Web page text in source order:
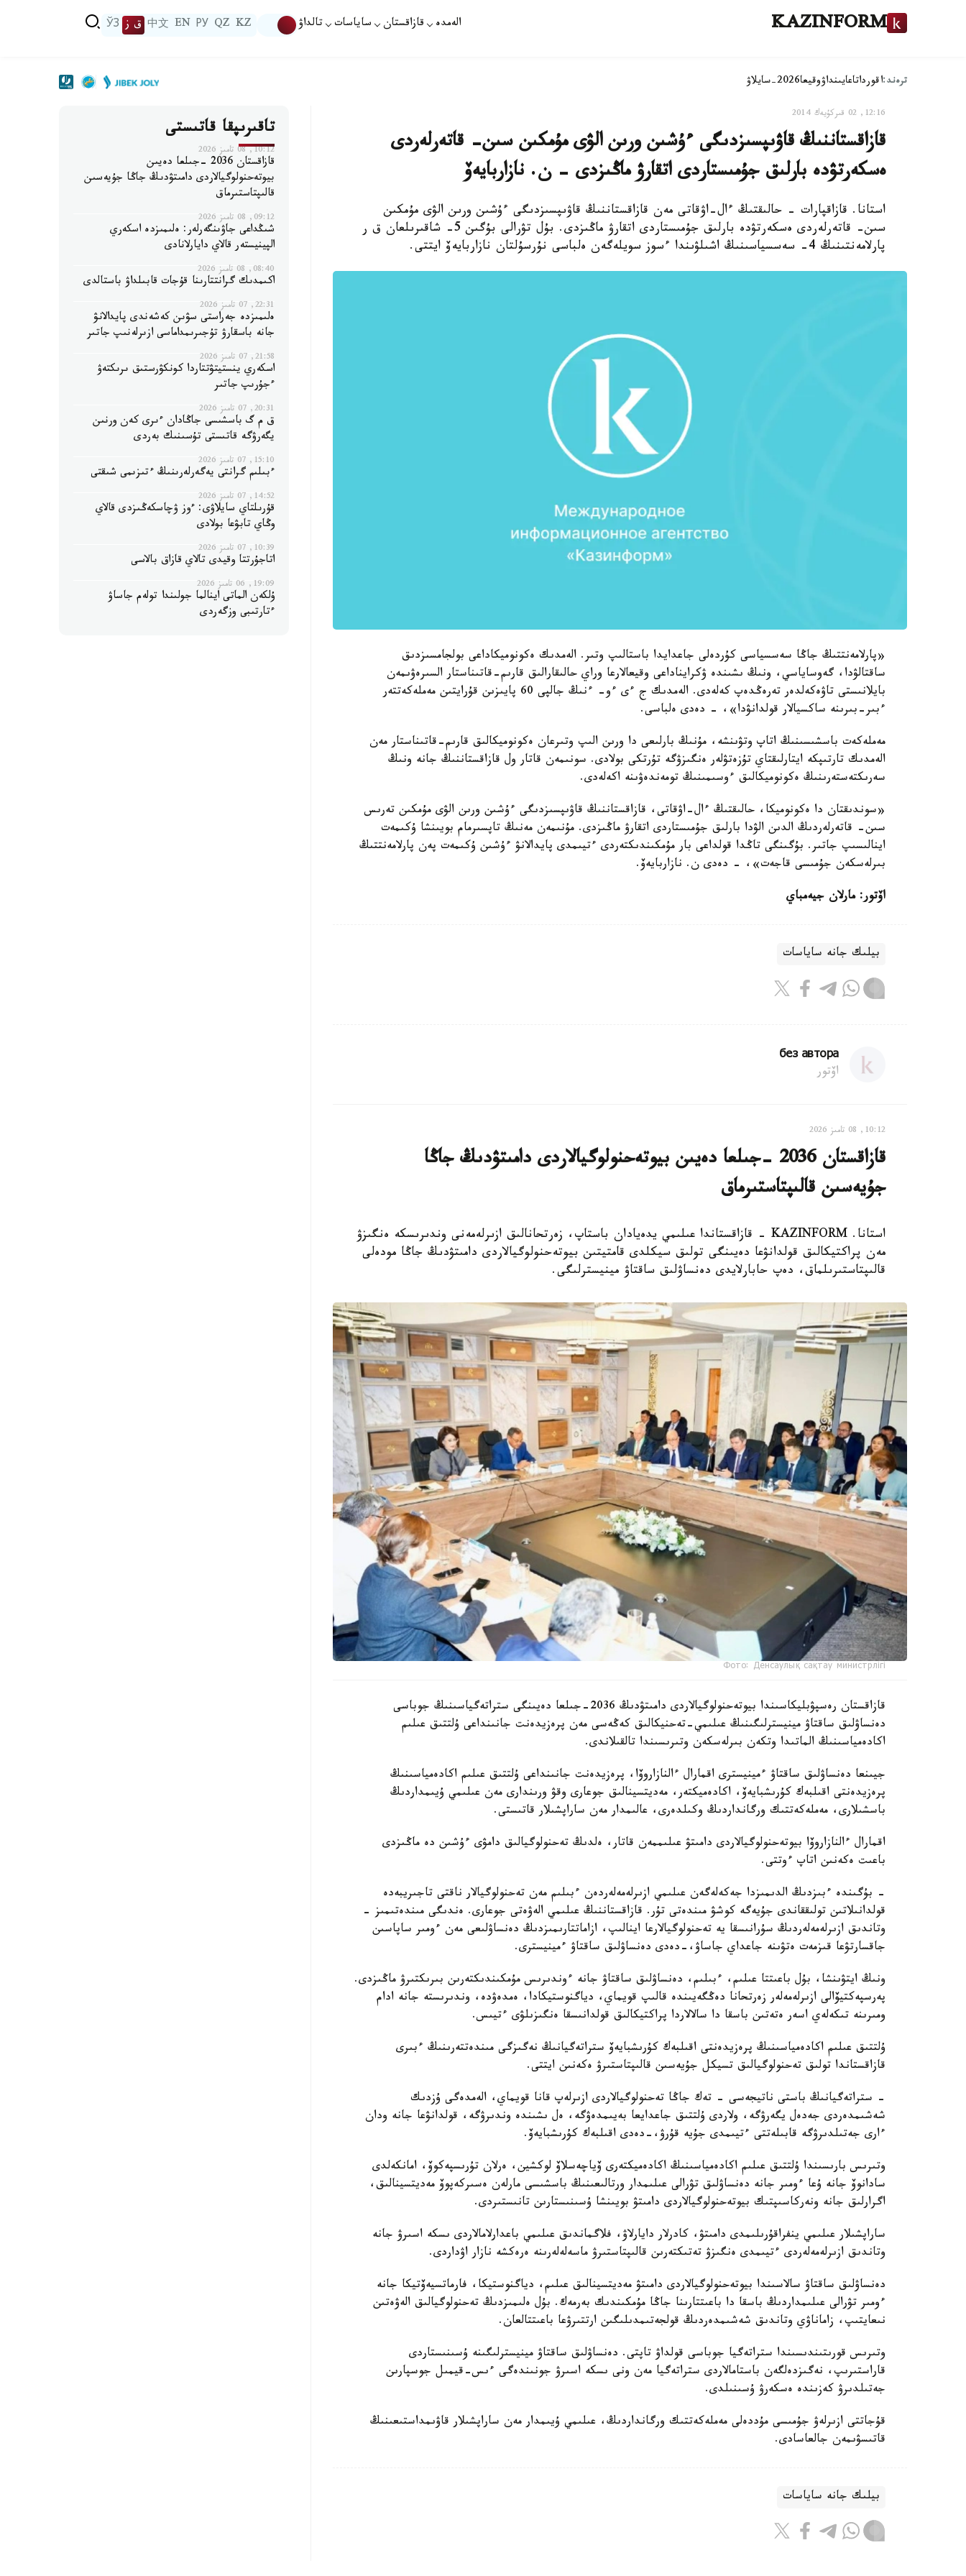
KAZINFORM الەمدە قازاقستان ساياسات تالداۋ KZ
QZ
РУ
EN
中文 ق ز ЎЗ
ترەند:اقورداتاعايىنداۋوقيعا2026-سايلاۋ
12:16, 02 قىركۇيەك 2014
قازاقستاننىڭ قاۋىپسىزدىگى ءۇشىن ورىن الۋى مۇمكىن سىن- قاتەرلەردى
ەسكەرتۋدە بارلىق جۇمىستاردى اتقارۋ ماڭىزدى - ن. نازاربايەۆ
استانا. قازاقپارات - حالىقتىڭ ءال-اۋقاتى مەن قازاقستاننىڭ قاۋىپسىزدىگى ءۇشىن ورىن الۋى مۇمكىن
سىن- قاتەرلەردى ەسكەرتۋدە بارلىق جۇمىستاردى اتقارۋ ماڭىزدى. بۇل تۋرالى بۇگىن 5- شاقىرىلعان ق ر
پارلامەنتىنىڭ 4- سەسسياسىنىڭ اشىلۋىندا ءسوز سويلەگەن ەلباسى نۇرسۇلتان نازاربايەۆ ايتتى.
«پارلامەنتتىڭ جاڭا سەسسياسى كۇردەلى جاعدايدا باستالىپ وتىر. الەمدىك ەكونوميكاداعى بولجامسىزدىق
ساقتالۋدا، گەوساياسي، ونىڭ ىشىندە ۋكرايناداعى وقيعالارعا وراي حالىقارالىق قارىم-قاتىناستار السىرەۋىمەن
بايلانىستى تاۋەكەلدەر تەرەڭدەپ كەلەدى. الەمدىك ج ءى ءو- ءنىڭ جالپى 60 پايىزىن قۇرايتىن مەملەكەتتەر
ءبىر-بىرىنە ساكسيالار قولدانۋدا»، - دەدى ەلباسى.
مەملەكەت باسشىسىنىڭ اتاپ وتۋىنشە، مۇنىڭ بارلىعى دا ورىن الىپ وتىرعان ەكونوميكالىق قارىم-قاتىناستار مەن
الەمدىك تارتىپكە ايتارلىقتاي تۇزەتۋلەر ەنگىزۋگە تۇرتكى بولادى. سونىمەن قاتار ول قازاقستاننىڭ جانە ونىڭ
سەرىكتەستەرىنىڭ ەكونوميكالىق ءوسىمىنىڭ تومەندەۋىنە اكەلەدى.
«سوندىقتان دا ەكونوميكا، حالىقتىڭ ءال-اۋقاتى، قازاقستاننىڭ قاۋىپسىزدىگى ءۇشىن ورىن الۋى مۇمكىن تەرىس
سىن- قاتەرلەردىڭ الدىن الۋدا بارلىق جۇمىستاردى اتقارۋ ماڭىزدى. مۇنىمەن مەنىڭ تاپسىرمام بويىنشا ۇكىمەت
اينالىسىپ جاتىر. بۇگىنگى تاڭدا قولداعى بار مۇمكىندىكتەردى ءتيىمدى پايدالانۋ ءۇشىن ۇكىمەت پەن پارلامەنتتىڭ
بىرلەسكەن جۇمىسى قاجەت»، - دەدى ن. نازاربايەۆ.
اۆتور: مارلان جيەمباي
بيلىك جانە ساياسات
без автора
اۆتور
10:12, 08 تامىز 2026
قازاقستان 2036 -جىلعا دەيىن بيوتەحنولوگيالاردى دامىتۋدىڭ جاڭا
جۇيەسىن قالىپتاستىرماق
استانا. KAZINFORM - قازاقستاندا عىلىمي يدەيادان باستاپ، زەرتحانالىق ازىرلەمەنى وندىرىسكە ەنگىزۋ
مەن پراكتيكالىق قولدانۋعا دەيىنگى تولىق سيكلدى قامتيتىن بيوتەحنولوگيالاردى دامىتۋدىڭ جاڭا مودەلى
قالىپتاستىرىلماق، دەپ حابارلايدى دەنساۋلىق ساقتاۋ مينيسترلىگى.
Фото: Денсаулық сақтау министрлігі
قازاقستان رەسپۋبليكاسىندا بيوتەحنولوگيالاردى دامىتۋدىڭ 2036-جىلعا دەيىنگى ستراتەگياسىنىڭ جوباسى
دەنساۋلىق ساقتاۋ مينيسترلىگىنىڭ عىلىمي-تەحنيكالىق كەڭەسى مەن پرەزيدەنت جانىنداعى ۇلتتىق عىلىم
اكادەمياسىنىڭ الماتىدا وتكەن بىرلەسكەن وتىرىسىندا تالقىلاندى.
جيىنعا دەنساۋلىق ساقتاۋ ءمينيسترى اقمارال ءالنازاروۆا، پرەزيدەنت جانىنداعى ۇلتتىق عىلىم اكادەمياسىنىڭ
پرەزيدەنتى اقىلبەك كۇرىشبايەۆ، اكادەميكتەر، مەديتسينالىق جوعارى وقۋ ورىندارى مەن عىلىمي ۇيىمداردىڭ
باسشىلارى، مەملەكەتتىك ورگانداردىڭ وكىلدەرى، عالىمدار مەن ساراپشىلار قاتىستى.
اقمارال ءالنازاروۆا بيوتەحنولوگيالاردى دامىتۋ عىلىممەن قاتار، ەلدىڭ تەحنولوگيالىق دامۋى ءۇشىن دە ماڭىزدى
باعىت ەكەنىن اتاپ ءوتتى.
- بۇگىندە ءبىزدىڭ الدىمىزدا جەكەلەگەن عىلىمي ازىرلەمەلەردەن ءبىلىم مەن تەحنولوگيالار ناقتى تاجىريبەدە
قولدانىلاتىن تولىققاندى جۇيەگە كوشۋ مىندەتى تۇر. قازاقستاننىڭ عىلىمي الەۋەتى جوعارى. ەندىگى مىندەتىمىز -
وتاندىق ازىرلەمەلەردىڭ سۇرانىسقا يە تەحنولوگيالارعا اينالىپ، ازاماتتارىمىزدىڭ دەنساۋلىعى مەن ءومىر ساپاسىن
جاقسارتۋعا قىزمەت ەتۋىنە جاعداي جاساۋ،-دەدى دەنساۋلىق ساقتاۋ ءمينيسترى.
ونىڭ ايتۋىنشا، بۇل باعىتتا عىلىم، ءبىلىم، دەنساۋلىق ساقتاۋ جانە ءوندىرىس مۇمكىندىكتەرىن بىرىكتىرۋ ماڭىزدى.
پەرسپەكتيۆالى ازىرلەمەلەر زەرتحانا دەڭگەيىندە قالىپ قويماي، دياگنوستيكادا، ەمدەۋدە، وندىرىستە جانە ادام
ومىرىنە تىكەلەي اسەر ەتەتىن باسقا دا سالالاردا پراكتيكالىق قولدانىسقا ەنگىزىلۋى ءتيىس.
ۇلتتىق عىلىم اكادەمياسىنىڭ پرەزيدەنتى اقىلبەك كۇرىشبايەۆ ستراتەگيانىڭ نەگىزگى مىندەتتەرىنىڭ ءبىرى
قازاقستاندا تولىق تەحنولوگيالىق تسيكل جۇيەسىن قالىپتاستىرۋ ەكەنىن ايتتى.
- ستراتەگيانىڭ باستى ناتيجەسى - تەك جاڭا تەحنولوگيالاردى ازىرلەپ قانا قويماي، الەمدەگى ۇزدىك
شەشىمدەردى جەدەل يگەرۋگە، ولاردى ۇلتتىق جاعدايعا بەيىمدەۋگە، ەل ىشىندە وندىرۋگە، قولدانۋعا جانە ودان
ءارى جەتىلدىرۋگە قابىلەتتى ءتيىمدى جۇيە قۇرۋ،-دەدى اقىلبەك كۇرىشبايەۆ.
وتىرىس بارىسىندا ۇلتتىق عىلىم اكادەمياسىنىڭ اكادەميكتەرى ۆياچەسلاۆ لوكشين، ەرلان تۇرىسپەكوۆ، امانكەلدى
سادانوۆ جانە ۇعا ءومىر جانە دەنساۋلىق تۋرالى عىلىمدار ورتالىعىنىڭ باسشىسى مارلەن ەسىركەپوۆ مەديتسينالىق،
اگرارلىق جانە ونەركاسىپتىك بيوتەحنولوگيالاردى دامىتۋ بويىنشا ۇسىنىستارىن تانىستىردى.
ساراپشىلار عىلىمي ينفراقۇرىلىمدى دامىتۋ، كادرلار دايارلاۋ، فلاگماندىق عىلىمي باعدارلامالاردى ىسكە اسىرۋ جانە
وتاندىق ازىرلەمەلەردى ءتيىمدى ەنگىزۋ تەتىكتەرىن قالىپتاستىرۋ ماسەلەلەرىنە ەرەكشە نازار اۋداردى.
دەنساۋلىق ساقتاۋ سالاسىندا بيوتەحنولوگيالاردى دامىتۋ مەديتسينالىق عىلىم، دياگنوستيكا، فارماتسيەۆتيكا جانە
ءومىر تۋرالى عىلىمداردىڭ باسقا دا باعىتتارىنا جاڭا مۇمكىندىك بەرمەك. بۇل ەلىمىزدىڭ تەحنولوگيالىق الەۋەتىن
نىعايتىپ، زاماناۋي وتاندىق شەشىمدەردىڭ قولجەتىمدىلىگىن ارتتىرۋعا باعىتتالعان.
وتىرىس قورىتىندىسىندا ستراتەگيا جوباسى قولداۋ تاپتى. دەنساۋلىق ساقتاۋ مينيسترلىگىنە ۇسىنىستاردى
قاراستىرىپ، نەگىزدەلگەن باستامالاردى ستراتەگيا مەن ونى ىسكە اسىرۋ جونىندەگى ءىس-قيمىل جوسپارىن
جەتىلدىرۋ كەزىندە ەسكەرۋ ۇسىنىلدى.
قۇجاتتى ازىرلەۋ جۇمىسى مۇددەلى مەملەكەتتىك ورگانداردىڭ، عىلىمي ۇيىمدار مەن ساراپشىلار قاۋىمداستىعىنىڭ
قاتىسۋىمەن جالعاسادى.
بيلىك جانە ساياسات
تاقىرىپقا قاتىستى
10:12, 08 تامىز 2026
قازاقستان 2036 -جىلعا دەيىن
بيوتەحنولوگيالاردى دامىتۋدىڭ جاڭا جۇيەسىن
قالىپتاستىرماق
09:12, 08 تامىز 2026
شىڭداعى جاۋىنگەرلەر: ەلىمىزدە اسكەري
الپينيستەر قالاي دايارلانادى
08:40, 08 تامىز 2026
اكىمدىك گرانتتارىنا قۇجات قابىلداۋ باستالدى
22:31, 07 تامىز 2026
ەلىمىزدە جەراستى سۋىن كەشەندى پايدالانۋ
جانە باسقارۋ تۇجىرىمداماسى ازىرلەنىپ جاتىر
21:58, 07 تامىز 2026
اسكەري ينستيتۋتتاردا كونكۋرستىق ىرىكتەۋ
ءجۇرىپ جاتىر
20:31, 07 تامىز 2026
ق م گ باسشىسى جاڭادان ءىرى كەن ورنىن
يگەرۋگە قاتىستى تۇسىنىك بەردى
15:10, 07 تامىز 2026
ءبىلىم گرانتى يەگەرلەرىنىڭ ءتىزىمى شىقتى
14:52, 07 تامىز 2026
قۇرىلتاي سايلاۋى: ءوز ۋچاسكەڭىزدى قالاي
وڭاي تابۋعا بولادى
10:39, 07 تامىز 2026
اتاجۇرتتا وقيدى تالاي قازاق بالاسى
19:09, 06 تامىز 2026
ۇلكەن الماتى اينالما جولىندا تولەم جاساۋ
ءتارتىبى وزگەردى